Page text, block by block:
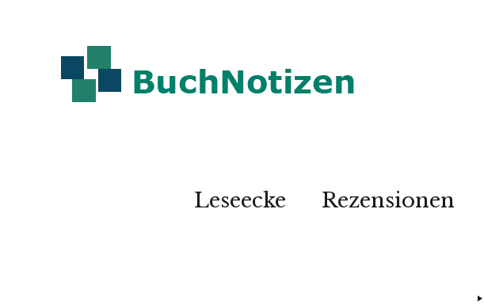
Leseecke Rezensionen